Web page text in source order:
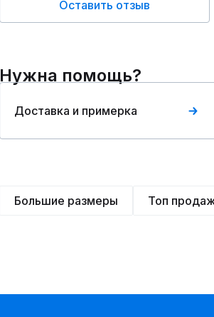
Оставить отзыв
Нужна помощь?
Доставка и примерка
Большие размеры Топ